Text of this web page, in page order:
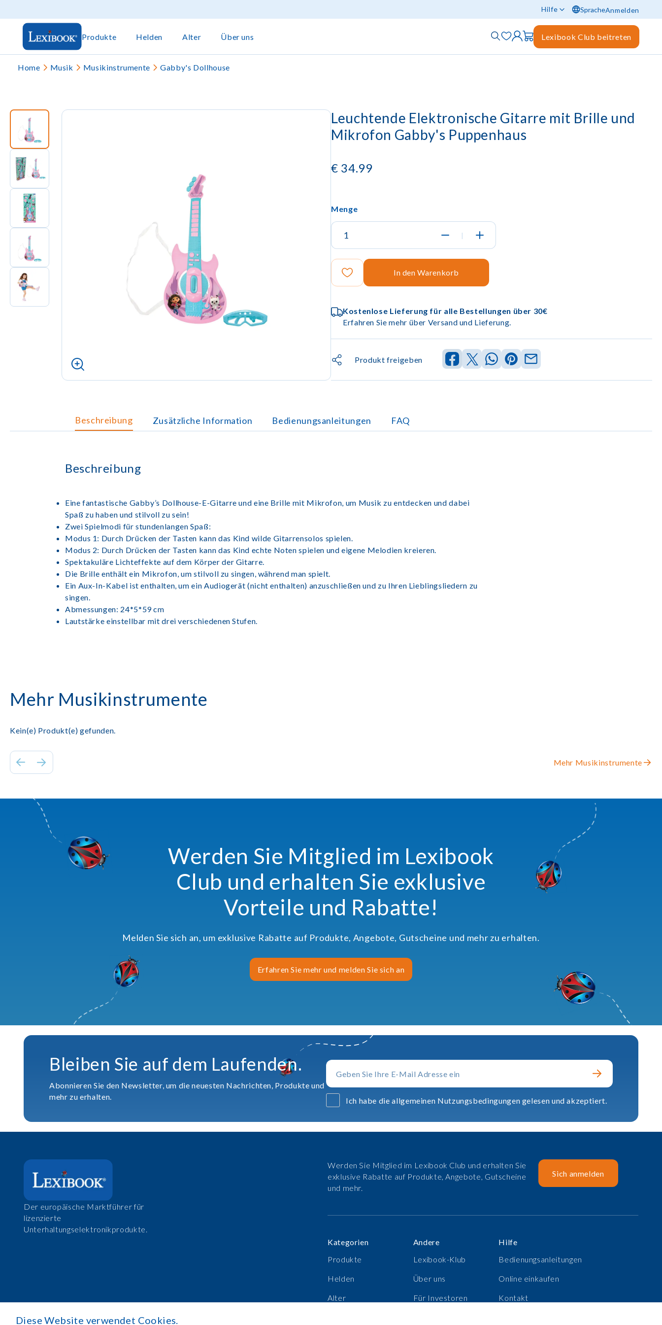
Hilfe SpracheAnmelden
Produkte Helden Alter Über uns Lexibook Club beitreten
Home Musik Musikinstrumente Gabby's Dollhouse
Leuchtende Elektronische Gitarre mit Brille und
Mikrofon Gabby's Puppenhaus
€ 34.99
Menge
|
In den Warenkorb
Kostenlose Lieferung für alle Bestellungen über 30€
Erfahren Sie mehr über Versand und Lieferung.
Produkt freigeben
Beschreibung Zusätzliche Information Bedienungsanleitungen FAQ
Beschreibung
Eine fantastische Gabby’s Dollhouse-E-Gitarre und eine Brille mit Mikrofon, um Musik zu entdecken und dabei
Spaß zu haben und stilvoll zu sein!
Zwei Spielmodi für stundenlangen Spaß:
Modus 1: Durch Drücken der Tasten kann das Kind wilde Gitarrensolos spielen.
Modus 2: Durch Drücken der Tasten kann das Kind echte Noten spielen und eigene Melodien kreieren.
Spektakuläre Lichteffekte auf dem Körper der Gitarre.
Die Brille enthält ein Mikrofon, um stilvoll zu singen, während man spielt.
Ein Aux-In-Kabel ist enthalten, um ein Audiogerät (nicht enthalten) anzuschließen und zu Ihren Lieblingsliedern zu
singen.
Abmessungen: 24*5*59 cm
Lautstärke einstellbar mit drei verschiedenen Stufen.
Mehr Musikinstrumente
Kein(e) Produkt(e) gefunden.
Mehr Musikinstrumente
Werden Sie Mitglied im Lexibook
Club und erhalten Sie exklusive
Vorteile und Rabatte!
Melden Sie sich an, um exklusive Rabatte auf Produkte, Angebote, Gutscheine und mehr zu erhalten.
Erfahren Sie mehr und melden Sie sich an
Bleiben Sie auf dem Laufenden.
Abonnieren Sie den Newsletter, um die neuesten Nachrichten, Produkte und
mehr zu erhalten.
Ich habe die allgemeinen Nutzungsbedingungen gelesen und akzeptiert.
Der europäische Marktführer für
lizenzierte
Unterhaltungselektronikprodukte.
Werden Sie Mitglied im Lexibook Club und erhalten Sie
exklusive Rabatte auf Produkte, Angebote, Gutscheine
und mehr.
Sich anmelden
Kategorien
Produkte
Helden
Alter
Andere
Lexibook-Klub
Über uns
Für Investoren
Hilfe
Bedienungsanleitungen
Online einkaufen
Kontakt
Diese Website verwendet Cookies.